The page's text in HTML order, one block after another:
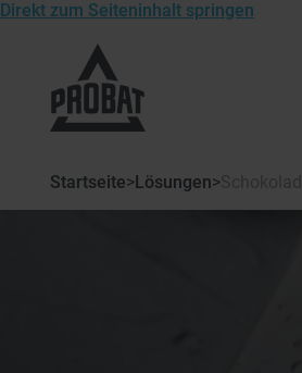
Direkt zum Seiteninhalt springen
von
Startseite>Lösungen>Schokolade